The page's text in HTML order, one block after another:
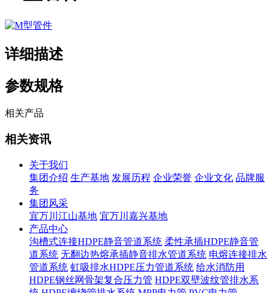
详细描述
参数规格
相关产品
相关资讯
关于我们
集团介绍 生产基地 发展历程 企业荣誉 企业文化 品牌服
务
集团风采
宜万川江山基地 宜万川嘉兴基地
产品中心
沟槽式连接HDPE静音管道系统 柔性承插HDPE静音管
道系统 无翻边热熔承插静音排水管道系统 电熔连接排水
管道系统 虹吸排水HDPE压力管道系统 给水消防用
HDPE钢丝网骨架复合压力管 HDPE双壁波纹管排水系